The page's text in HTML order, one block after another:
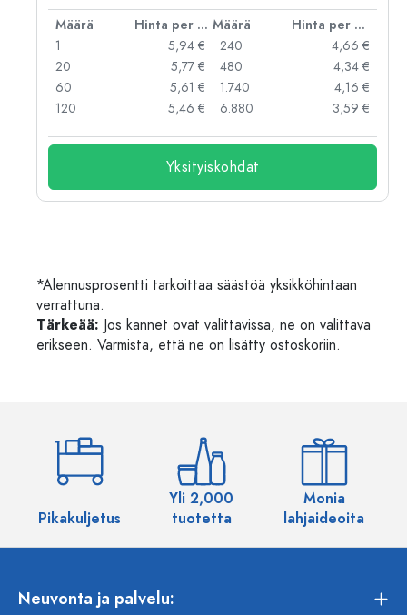
Määrä Hinta per kpl Määrä
Hinta per kpl
1
5,94 €
20
5,77 €
60
5,61 €
120
5,46 €
240
4,66 €
480
4,34 €
1.740
4,16 €
6.880
3,59 €
Yksityiskohdat
*Alennusprosentti tarkoittaa säästöä yksikköhintaan
verrattuna.
Tärkeää: Jos kannet ovat valittavissa, ne on valittava
erikseen. Varmista, että ne on lisätty ostoskoriin.
Pikakuljetus
Yli 2,000
tuotetta
Monia
lahjaideoita
Neuvonta ja palvelu: